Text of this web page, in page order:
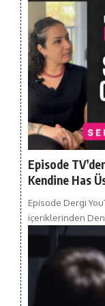
Episode
Kendine Has
Episode Dergi
içeriklerinden